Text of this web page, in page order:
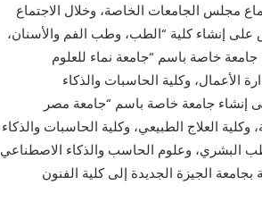
مجلس الجامعات الخاصة، وخلال الاجتماع
إنشاء كلية “الطب، وطب الفم والأسنان،
خاصة باسم “جامعة نماء للعلوم
الأعمال، وكلية الحاسبات والذكاء
إنشاء جامعة خاصة باسم “جامعة مصر
العلاج الطبيعي، وكلية الحاسبات والذكاء
البشري، وعلوم الحاسب والذكاء الاصطناعي
الجيزة الجديدة إلى كلية الفنون